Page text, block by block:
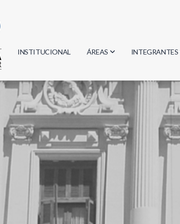
INSTITUCIONAL ÁREAS
Biología
Física
Geociencias
Informática
Matemática
INTEGRANTES
Investigadores
Estudiantes
Egresados